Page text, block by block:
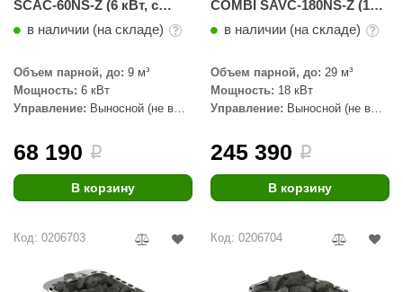
SCAC-60NS-Z (6 кВт, с
выносной пульт, внутри
в наличии (на складе)
Объем парной, до: 9 м³
Мощность: 6 кВт
Управление: Выносной (не в
68 190 i
В корзину
COMBI SAVC-180NS-Z (18
внутри оцинковка,
в наличии (на складе)
Объем парной, до: 29 м³
Мощность: 18 кВт
Управление: Выносной (не в
245 390 i
В корзину
Код: 0206703 Код: 0206704